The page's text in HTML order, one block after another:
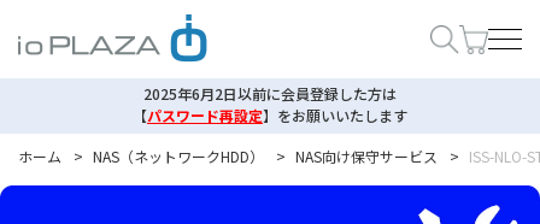
2025年6月2日以前に会員登録した方は
【パスワード再設定】 をお願いいたします
ホーム
> NAS（ネットワークHDD） > NAS向け保守サービス > ISS-NLO-